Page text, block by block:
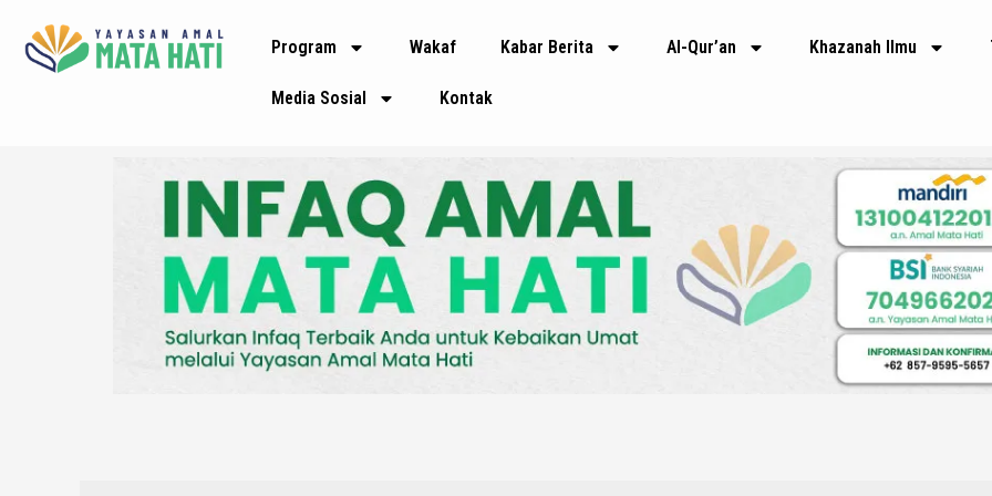
Program Wakaf Kabar Berita Al-Qur’an Khazanah Ilmu
Media Sosial Kontak